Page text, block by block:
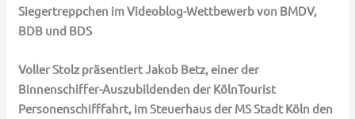
Siegertreppchen im Videoblog-Wettbewerb von BMDV,
BDB und BDS
Voller Stolz präsentiert Jakob Betz, einer der
Binnenschiffer-Auszubildenden der KölnTourist
Personenschifffahrt, im Steuerhaus der MS Stadt Köln den